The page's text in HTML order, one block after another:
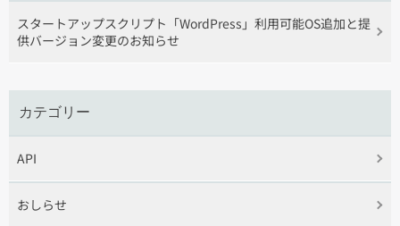
スタートアップスクリプト「WordPress」利用可能OS追加と提
供バージョン変更のお知らせ
カテゴリー
API
おしらせ